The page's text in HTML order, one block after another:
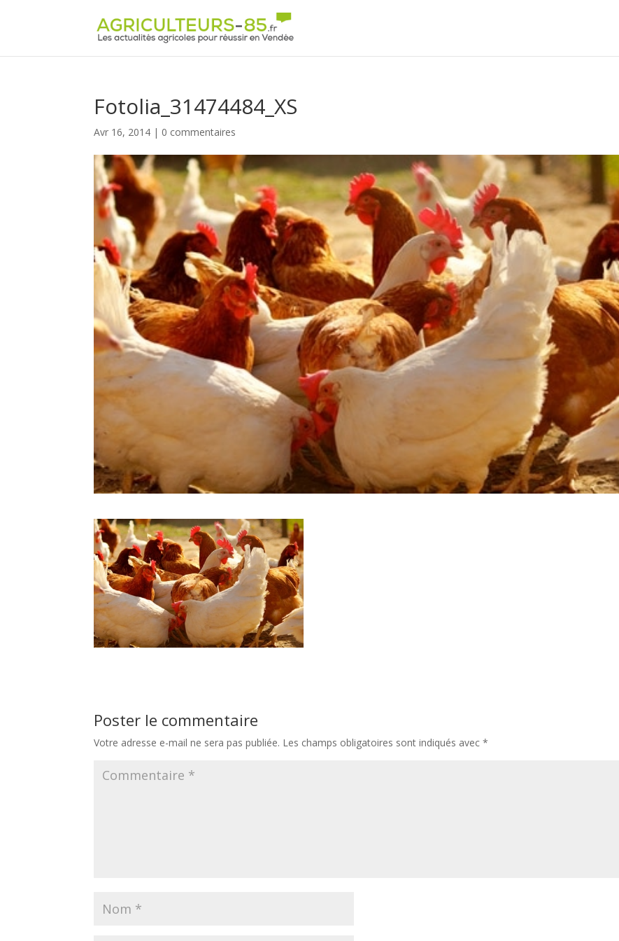
Fotolia_31474484_XS
Avr 16, 2014 | 0 commentaires
Poster le commentaire
Votre adresse e-mail ne sera pas publiée. Les champs obligatoires sont indiqués avec*